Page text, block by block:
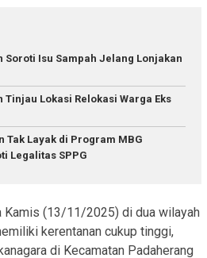
Soroti Isu Sampah Jelang Lonjakan
Tinjau Lokasi Relokasi Warga Eks
Tak Layak di Program MBG
Legalitas SPPG
Kamis (13/11/2025) di dua wilayah
kerentanan cukup tinggi,
di Kecamatan Padaherang